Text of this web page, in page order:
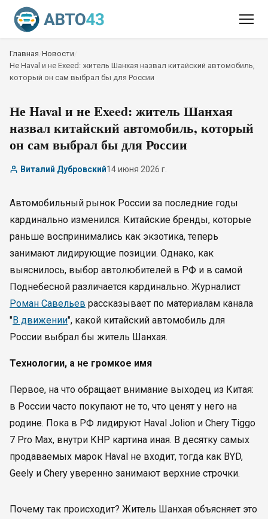
Главная Новости
Не Haval и не Exeed: житель Шанхая назвал китайский автомобиль,
который он сам выбрал бы для России
Не Haval и не Exeed: житель Шанхая
назвал китайский автомобиль, который
он сам выбрал бы для России
Виталий Дубровский14 июня 2026 г.
Автомобильный рынок России за последние годы
кардинально изменился. Китайские бренды, которые
раньше воспринимались как экзотика, теперь
занимают лидирующие позиции. Однако, как
выяснилось, выбор автолюбителей в РФ и в самой
Поднебесной различается кардинально. Журналист
Роман Савельев рассказывает по материалам канала
"В движении", какой китайский автомобиль для
России выбрал бы житель Шанхая.
Технологии, а не громкое имя
Первое, на что обращает внимание выходец из Китая:
в России часто покупают не то, что ценят у него на
родине. Пока в РФ лидируют Haval Jolion и Chery Tiggo
7 Pro Max, внутри КНР картина иная. В десятку самых
продаваемых марок Haval не входит, тогда как BYD,
Geely и Chery уверенно занимают верхние строчки.
Почему так происходит? Житель Шанхая объясняет это